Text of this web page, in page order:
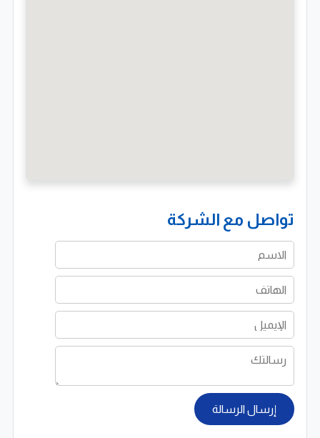
تواصل مع الشركة
إرسال الرسالة